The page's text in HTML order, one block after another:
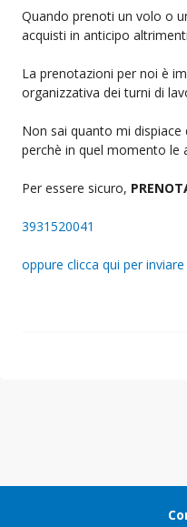
Quando prenoti un volo o
acquisti in anticipo
La prenotazioni per noi è
organizzativa dei turni di
Non sai quanto mi
perchè in quel momento le
Per essere sicuro,
3931520041
oppure clicca qui per